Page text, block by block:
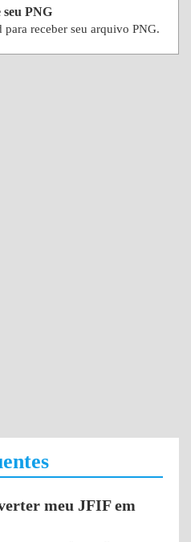
seu PNG
receber seu arquivo PNG.
meu JFIF em